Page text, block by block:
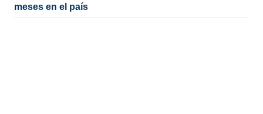
meses en el país